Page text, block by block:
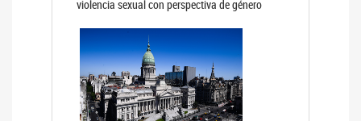
violencia sexual con perspectiva de género